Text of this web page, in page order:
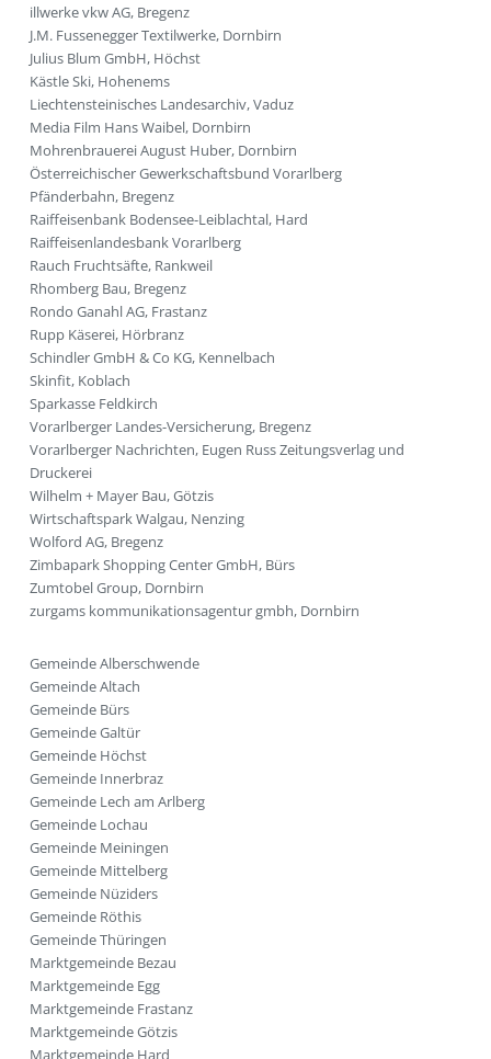
illwerke vkw AG, Bregenz
J.M. Fussenegger Textilwerke, Dornbirn
Julius Blum GmbH, Höchst
Kästle Ski, Hohenems
Liechtensteinisches Landesarchiv, Vaduz
Media Film Hans Waibel, Dornbirn
Mohrenbrauerei August Huber, Dornbirn
Österreichischer Gewerkschaftsbund Vorarlberg
Pfänderbahn, Bregenz
Raiffeisenbank Bodensee-Leiblachtal, Hard
Raiffeisenlandesbank Vorarlberg
Rauch Fruchtsäfte, Rankweil
Rhomberg Bau, Bregenz
Rondo Ganahl AG, Frastanz
Rupp Käserei, Hörbranz
Schindler GmbH & Co KG, Kennelbach
Skinfit, Koblach
Sparkasse Feldkirch
Vorarlberger Landes-Versicherung, Bregenz
Vorarlberger Nachrichten, Eugen Russ Zeitungsverlag und
Druckerei
Wilhelm + Mayer Bau, Götzis
Wirtschaftspark Walgau, Nenzing
Wolford AG, Bregenz
Zimbapark Shopping Center GmbH, Bürs
Zumtobel Group, Dornbirn
zurgams kommunikationsagentur gmbh, Dornbirn
Gemeinde Alberschwende
Gemeinde Altach
Gemeinde Bürs
Gemeinde Galtür
Gemeinde Höchst
Gemeinde Innerbraz
Gemeinde Lech am Arlberg
Gemeinde Lochau
Gemeinde Meiningen
Gemeinde Mittelberg
Gemeinde Nüziders
Gemeinde Röthis
Gemeinde Thüringen
Marktgemeinde Bezau
Marktgemeinde Egg
Marktgemeinde Frastanz
Marktgemeinde Götzis
Marktgemeinde Hard